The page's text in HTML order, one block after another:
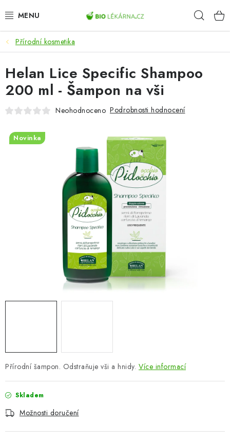
na
AKCE
DOPLŇKY STRAVY
PŘÍRODNÍ KOSMETIKA
ZDRAVÉ POTRAVINY
ZDRAVOTNÍ OKRUHY
Odborný garant MUDr. Monika Klaudysová
Jak nakupovat
Obchodní podmínky Kontakty
Slovník pojmů
Mapa serveru
Přírodní kosmetika
Přírodní šampon. Odstraňuje vši a hnidy. Více informací
Skladem
Možnosti doručení
Helan Lice Specific Shampoo
200 ml - Šampon na vši
Neohodnoceno Podrobnosti hodnocení
Novinka